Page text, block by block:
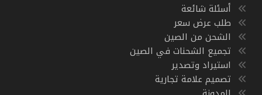
أسئلة شائعة
طلب عرض سعر
الشحن من الصين
تجميع الشحنات في الصين
استيراد وتصدير
تصميم علامة تجارية